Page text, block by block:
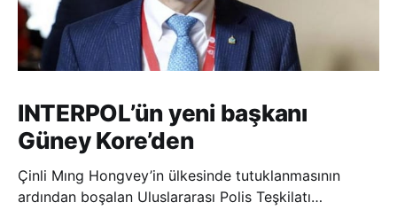
INTERPOL’ün yeni başkanı
Güney Kore’den
Çinli Mıng Hongvey’in ülkesinde tutuklanmasının
ardından boşalan Uluslararası Polis Teşkilatı